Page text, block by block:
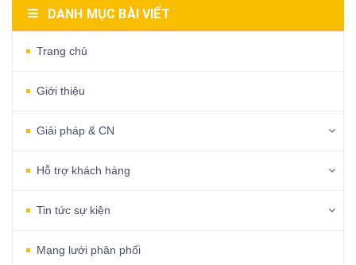
DANH MỤC BÀI VIẾT
Trang chủ
Giới thiệu
Giải pháp & CN
Hỗ trợ khách hàng
Tin tức sự kiện
Mạng lưới phân phối